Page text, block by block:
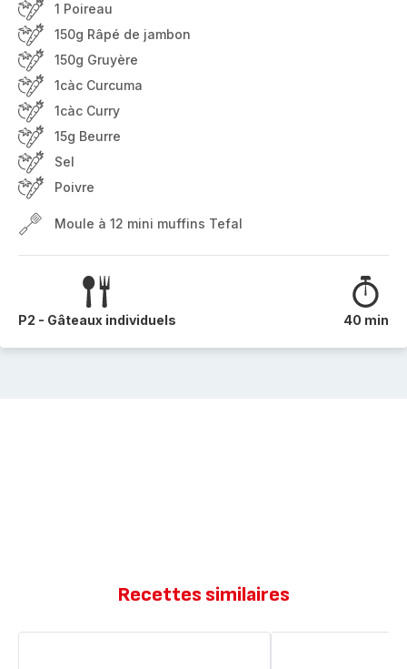
1 Poireau
150g Râpé de jambon
150g Gruyère
1càc Curcuma
1càc Curry
15g Beurre
Sel
Poivre
Moule à 12 mini muffins Tefal
P2 - Gâteaux individuels 40 min
Recettes similaires